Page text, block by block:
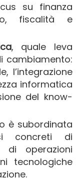
su finanza
fiscalità e
, quale leva
cambiamento:
l’integrazione
informatica
del know-
è subordinata
concreti di
di operazioni
tecnologiche